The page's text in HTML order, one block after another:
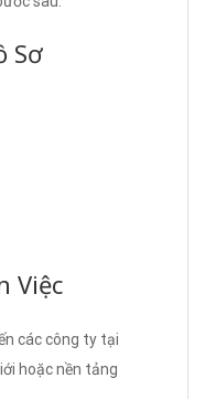
Sơ
Việc
các công ty tại
hoặc nền tảng